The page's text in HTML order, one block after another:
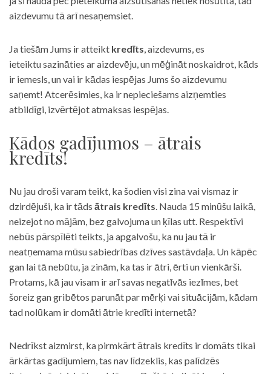
aizdevumu tā arī nesaņemsiet.
Ja tiešām Jums ir atteikt kredīts, aizdevums, es
ieteiktu sazināties ar aizdevēju, un mēģināt noskaidrot, kāds
ir iemesls, un vai ir kādas iespējas Jums šo aizdevumu
saņemt! Atcerēsimies, ka ir nepieciešams aizņemties
atbildīgi, izvērtējot atmaksas iespējas.
Kādos gadījumos – ātrais
kredīts!
Nu jau droši varam teikt, ka šodien visi zina vai vismaz ir
dzirdējuši, ka ir tāds ātrais kredīts. Nauda 15 minūšu laikā,
neizejot no mājām, bez galvojuma un ķīlas utt. Respektīvi
nebūs pārspīlēti teikts, ja apgalvošu, ka nu jau tā ir
neatņemama mūsu sabiedrības dzīves sastāvdaļa. Un kāpēc
gan lai tā nebūtu, ja zinām, ka tas ir ātri, ērti un vienkārši.
Protams, kā jau visam ir arī savas negatīvās iezīmes, bet
šoreiz gan gribētos parunāt par mērķi vai situācijām, kādam
tad nolūkam ir domāti ātrie kredīti internetā?
Nedrīkst aizmirst, ka pirmkārt ātrais kredīts ir domāts tikai
ārkārtas gadījumiem, tas nav līdzeklis, kas palīdzēs